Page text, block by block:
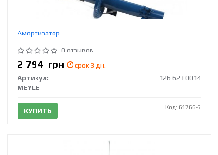
Амортизатор
0 отзывов
2 794 грн
срок 3 дн.
Артикул:
126 623 0014
MEYLE
КУПИТЬ Код: 61766-7